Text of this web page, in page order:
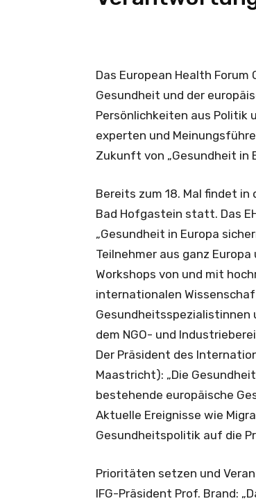
Das European Health
Gesundheit und der
Persönlichkeiten aus Politik
experten und
Zukunft von „Gesundheit in
Bereits zum 18. Mal findet in
Bad Hofgastein statt. Das
„Gesundheit in Europa
Teilnehmer aus ganz
Workshops von und mit
internationalen
dem NGO- und
Der Präsident des
Maastricht): „Die
bestehende europäische
Aktuelle Ereignisse wie
Gesundheitspolitik auf die
Prioritäten setzen und
IFG-Präsident Prof. Brand: